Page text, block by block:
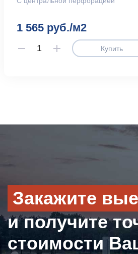
1 565 руб./м2
Купить
Закажите
и получите
стоимости